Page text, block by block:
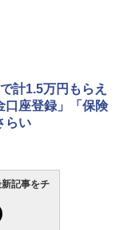
計1.5万円もらえ
座登録」「保険
らい
記事をチ